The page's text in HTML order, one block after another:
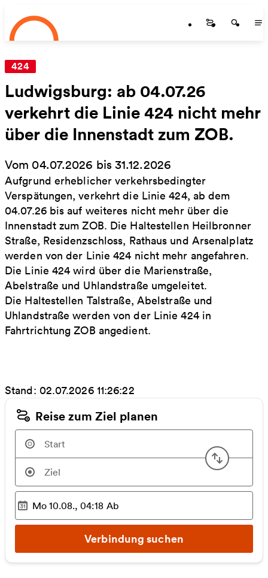
Zum Hauptinhalt springen
Startseite
424
Ludwigsburg: ab 04.07.26
verkehrt die Linie 424 nicht mehr
über die Innenstadt zum ZOB.
Vom 04.07.2026 bis 31.12.2026
Aufgrund erheblicher verkehrsbedingter
Verspätungen, verkehrt die Linie 424, ab dem
04.07.26 bis auf weiteres nicht mehr über die
Innenstadt zum ZOB. Die Haltestellen Heilbronner
Straße, Residenzschloss, Rathaus und Arsenalplatz
werden von der Linie 424 nicht mehr angefahren.
Die Linie 424 wird über die Marienstraße,
Abelstraße und Uhlandstraße umgeleitet.
Die Haltestellen Talstraße, Abelstraße und
Uhlandstraße werden von der Linie 424 in
Fahrtrichtung ZOB angedient.
Stand: 02.07.2026 11:26:22
Reise zum Ziel planen
Start
Ausgewählter Zeitpunkt
Mo 10.08., 04:18 Ab
Verbindung suchen